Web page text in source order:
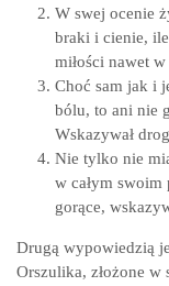
W swej ocenie
braki i cienie,
miłości nawet
Choć sam jak i
bólu, to ani nie
Wskazywał
Nie tylko nie
w całym swoim
gorące,
Drugą wypowiedzią
Orszulika, złożone w